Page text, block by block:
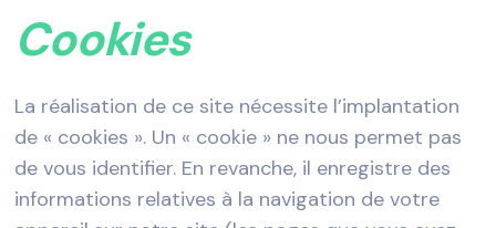
Cookies
La réalisation de ce site nécessite l’implantation
de « cookies ». Un « cookie » ne nous permet pas
de vous identifier. En revanche, il enregistre des
informations relatives à la navigation de votre